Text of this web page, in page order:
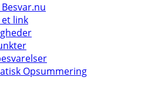
et link
Opsummering